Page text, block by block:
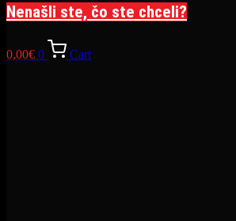
Nenašli ste, čo ste chceli?
0,00€ 0 Cart